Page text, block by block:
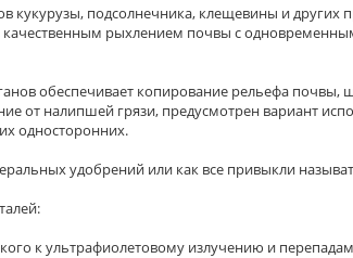
кукурузы, подсолнечника, клещевины и
качественным рыхлением почвы с
обеспечивает копирование рельефа
от налипшей грязи, предусмотрен вариант
односторонних.
удобрений или как все привыкли
к ультрафиолетовому излучению и